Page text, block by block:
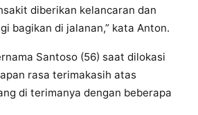
diberikan kelancaran dan
bagikan di jalanan,” kata Anton.
Santoso (56) saat dilokasi
rasa terimakasih atas
di terimanya dengan beberapa